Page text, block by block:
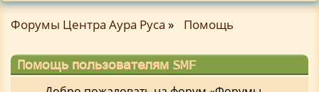
Форумы Центра Аура Руса » Помощь
Помощь пользователям SMF